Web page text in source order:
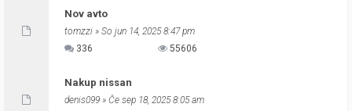
Nov avto
tomzzi » So jun 14, 2025 8:47 pm
336
55606
Nakup nissan
denis099 » Če sep 18, 2025 8:05 am